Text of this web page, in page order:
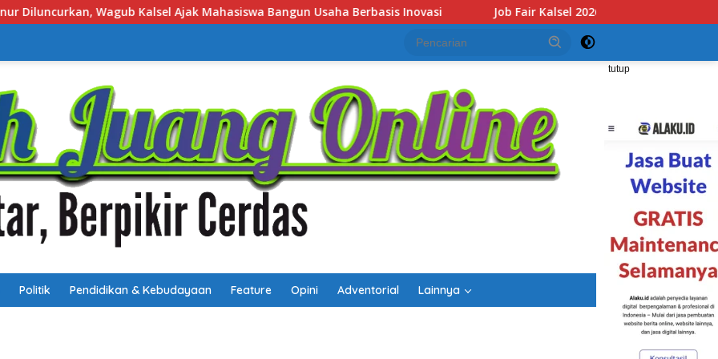
Usaha Berbasis Inovasi Job Fair Kalsel 2026 Dibuka, Sediakan Hampir 2.000 Lowongan Kerja dan Perkuat
tutup
Politik Pendidikan & Kebudayaan Feature Opini Adventorial Lainnya